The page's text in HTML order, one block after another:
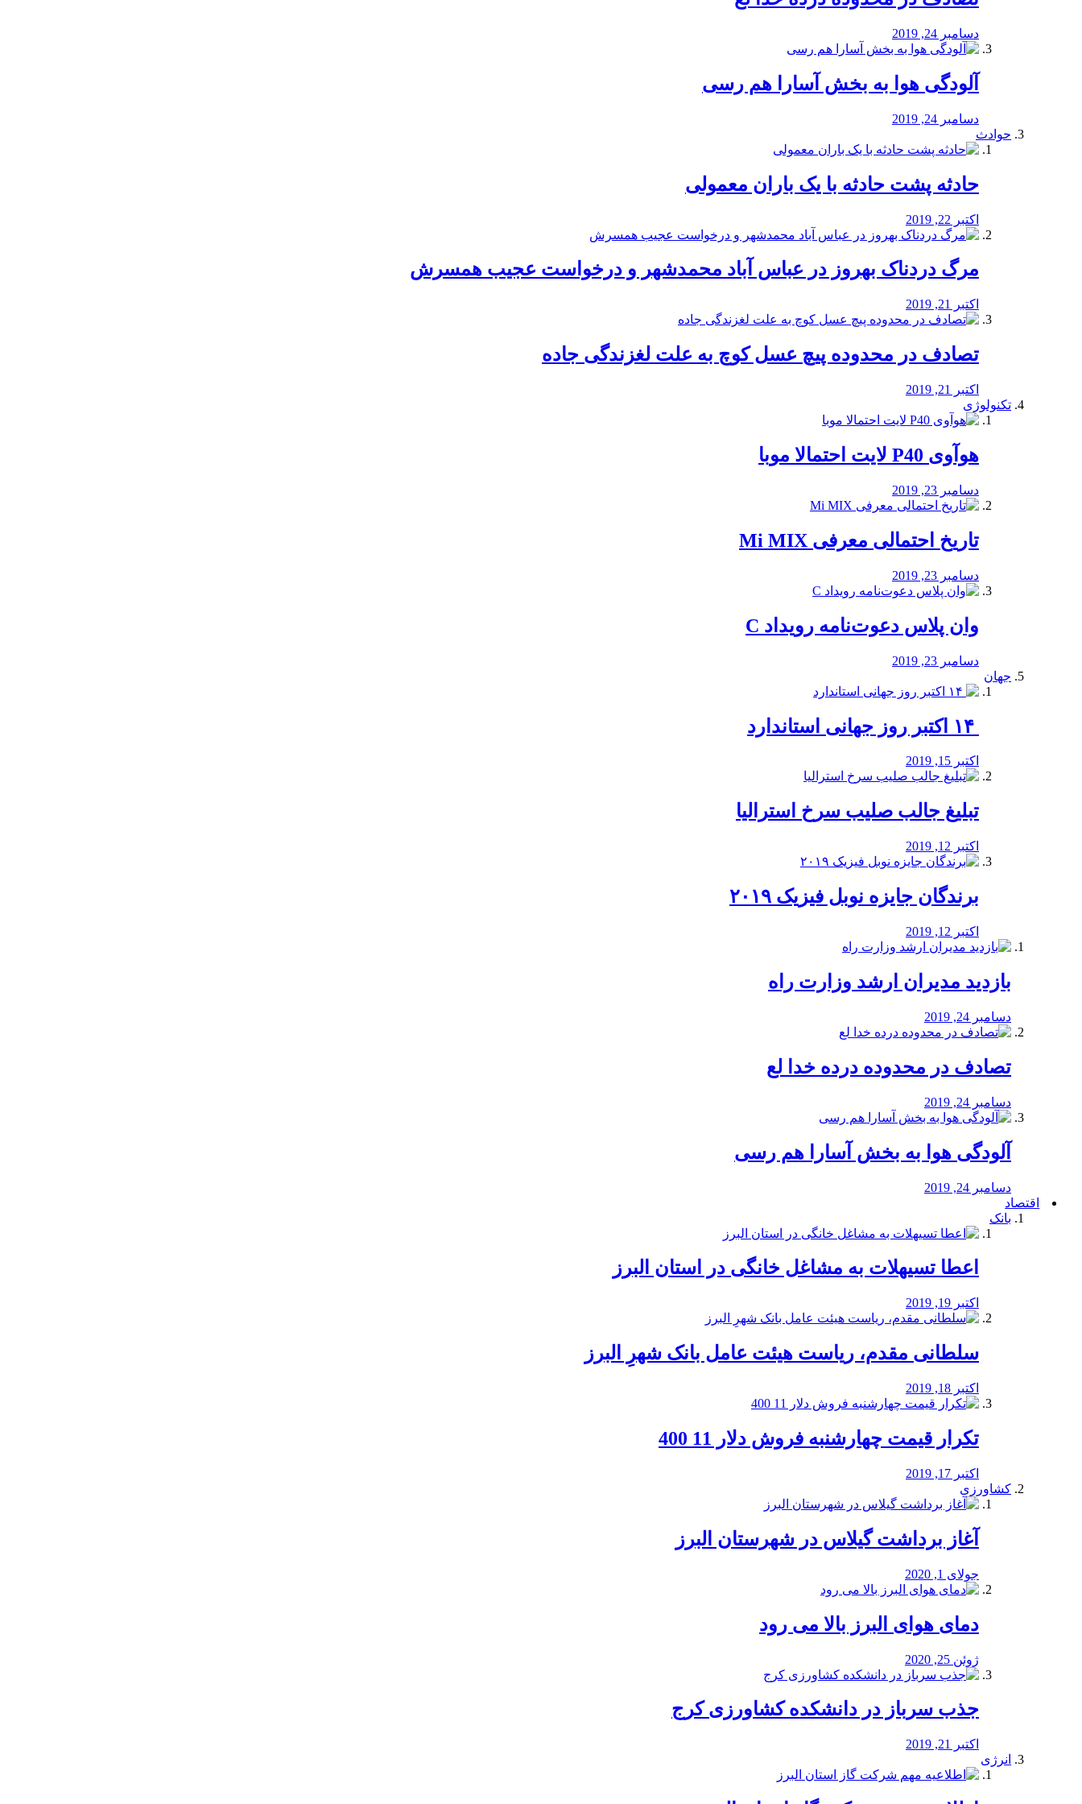
دسامبر 24, 2019
آلودگی هوا به بخش آسارا هم رسی
دسامبر 24, 2019
حوادث
️حادثه پشت حادثه با یک باران معمولی
اکتبر 22, 2019
مرگ دردناک بهروز در عباس آباد محمدشهر و درخواست عجیب همسرش
اکتبر 21, 2019
تصادف در محدوده پیچ عسل کوچ به علت لغزندگی جاده
اکتبر 21, 2019
تکنولوژی
هوآوی P40 لایت احتمالا موبا
دسامبر 23, 2019
تاریخ احتمالی معرفی Mi MIX
دسامبر 23, 2019
وان پلاس دعوت‌نامه رویداد C
دسامبر 23, 2019
جهان
اکتبر 15, 2019
تبلیغ جالب صلیب سرخ استرالیا
اکتبر 12, 2019
برندگان جایزه نوبل فیزیک ۲۰۱۹
اکتبر 12, 2019
بازدید مدیران ارشد وزارت راه
دسامبر 24, 2019
تصادف در محدوده درده خدا لع
دسامبر 24, 2019
آلودگی هوا به بخش آسارا هم رسی
دسامبر 24, 2019
اقتصاد
بانک
️اعطا تسیهلات به مشاغل خانگی در استان البرز
اکتبر 19, 2019
سلطانی مقدم، ریاست هیئت عامل بانک شهرِ البرز
اکتبر 18, 2019
تکرار قیمت چهارشنبه فروش دلار 11 400
اکتبر 17, 2019
کشاورزی
آغاز برداشت گیلاس در شهرستان البرز
جولای 1, 2020
دمای هوای البرز بالا می رود
ژوئن 25, 2020
جذب سرباز در دانشکده کشاورزی کرج
اکتبر 21, 2019
انرژی